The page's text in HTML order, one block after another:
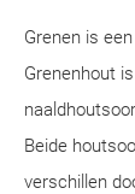
Grenen is
Grenenhout
Beide
verschillen